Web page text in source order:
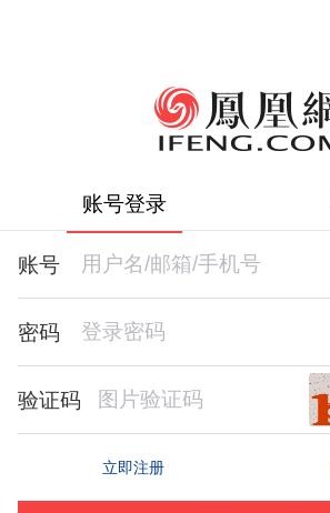
账号登录
账号
密码
验证码
立即注册